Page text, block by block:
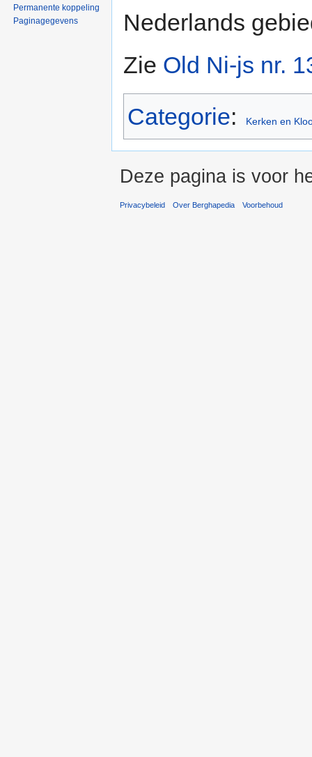
Nederlands
Zie Old Ni-js nr.
Categorie: Kerken en
Permanente koppeling
Paginagegevens
Deze pagina is voor
Privacybeleid Over Berghapedia Voorbehoud